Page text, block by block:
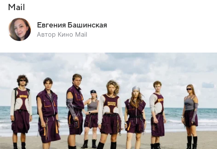
Mail
Евгения Башинская
Автор Кино Mail